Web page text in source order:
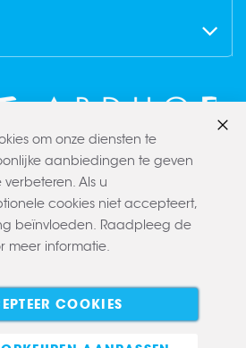
Privacy policy
om onze diensten te
aanbiedingen te geven
Als u
cookies niet accepteert,
beïnvloeden. Raadpleeg de
meer informatie.
COOKIES